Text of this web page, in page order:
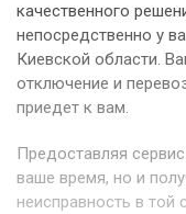
качественного
непосредственно у
Киевской области.
отключение и
приедет к вам.
Предоставляя
ваше время, но и
неисправность в той